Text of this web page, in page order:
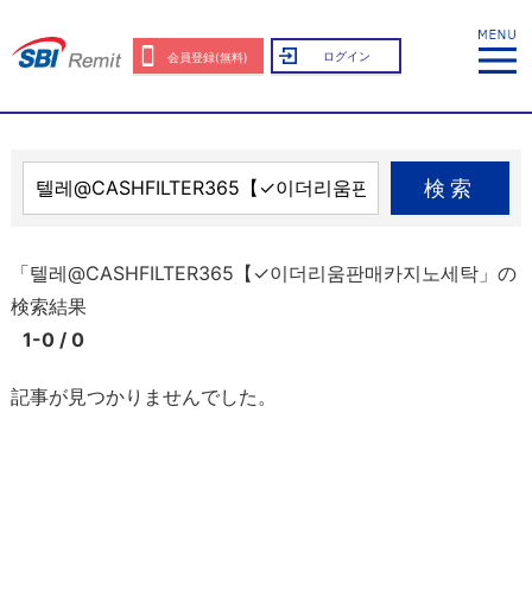
会員登録(無料) ログイン
検索
「텔레@CASHFILTER365【✓이더리움판매카지노세탁」の
検索結果
1-0 / 0
記事が見つかりませんでした。